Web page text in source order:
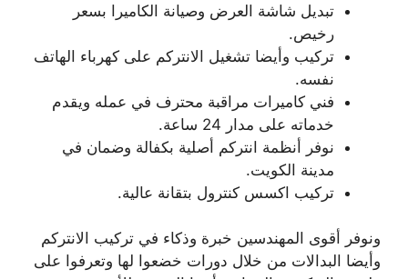
تبديل شاشة العرض وصيانة الكاميرا بسعر
رخيص.
تركيب وأيضا تشغيل الانتركم على كهرباء الهاتف
نفسه.
فني كاميرات مراقبة محترف في عمله ويقدم
خدماته على مدار 24 ساعة.
نوفر أنظمة انتركم أصلية بكفالة وضمان في
مدينة الكويت.
تركيب اكسس كنترول بتقانة عالية.
ونوفر أقوى المهندسين خبرة وذكاء في تركيب الانتركم
وأيضا البدالات من خلال دورات خضعوا لها وتعرفوا على